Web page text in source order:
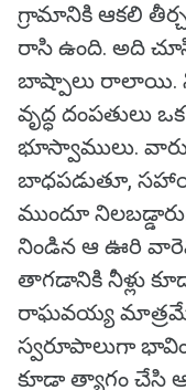
గ్రామానికి ఆకలి
రాసి ఉంది. అది
బాష్పాలు రాలాయి.
వృద్ధ దంపతులు
భూస్వాములు.
బాధపడుతూ,
ముందూ
నిండిన ఆ ఊరి
తాగడానికి నీళ్లు
రాఘవయ్య మాత్రమే
స్వరూపాలుగా
కూడా త్యాగం చేసి